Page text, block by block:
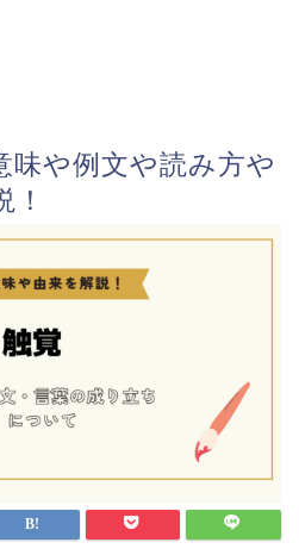
味や例文や読み方や